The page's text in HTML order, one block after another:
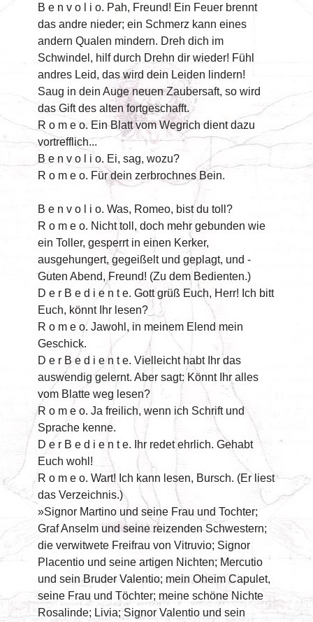
B e n v o l i o. Pah, Freund! Ein Feuer brennt
das andre nieder; ein Schmerz kann eines
andern Qualen mindern. Dreh dich im
Schwindel, hilf durch Drehn dir wieder! Fühl
andres Leid, das wird dein Leiden lindern!
Saug in dein Auge neuen Zaubersaft, so wird
das Gift des alten fortgeschafft.
R o m e o. Ein Blatt vom Wegrich dient dazu
vortrefflich...
B e n v o l i o. Ei, sag, wozu?
R o m e o. Für dein zerbrochnes Bein.
B e n v o l i o. Was, Romeo, bist du toll?
R o m e o. Nicht toll, doch mehr gebunden wie
ein Toller, gesperrt in einen Kerker,
ausgehungert, gegeißelt und geplagt, und -
Guten Abend, Freund! (Zu dem Bedienten.)
D e r B e d i e n t e. Gott grüß Euch, Herr! Ich bitt
Euch, könnt Ihr lesen?
R o m e o. Jawohl, in meinem Elend mein
Geschick.
D e r B e d i e n t e. Vielleicht habt Ihr das
auswendig gelernt. Aber sagt: Könnt Ihr alles
vom Blatte weg lesen?
R o m e o. Ja freilich, wenn ich Schrift und
Sprache kenne.
D e r B e d i e n t e. Ihr redet ehrlich. Gehabt
Euch wohl!
R o m e o. Wart! Ich kann lesen, Bursch. (Er liest
das Verzeichnis.)
»Signor Martino und seine Frau und Tochter;
Graf Anselm und seine reizenden Schwestern;
die verwitwete Freifrau von Vitruvio; Signor
Placentio und seine artigen Nichten; Mercutio
und sein Bruder Valentio; mein Oheim Capulet,
seine Frau und Töchter; meine schöne Nichte
Rosalinde; Livia; Signor Valentio und sein